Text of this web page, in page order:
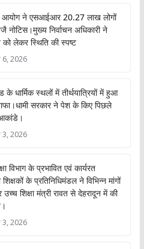
आयोग ने एसआईआर 20.27 लाख लोगों
नोटिस।मुख्य निर्वाचन अधिकारी ने
को लेकर स्थिति की स्पष्ट
6, 2026
के धार्मिक स्थलों में तीर्थयात्रियों में हुआ
सरकार ने पेश के किए पिछले
3, 2026
विभाग के प्रभावित एवं कार्यरत
के प्रतिनिधिमंडल ने विभिन्न मांगों
शिक्षा मंत्री रावत से देहरादून में की
3, 2026